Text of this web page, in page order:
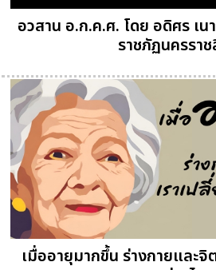
อวสาน อ.ก.ค.ศ. โดย อดิศร เ
ราชภัฏนครรา
เมื่ออายุมากขึ้น ร่างกายและจิ